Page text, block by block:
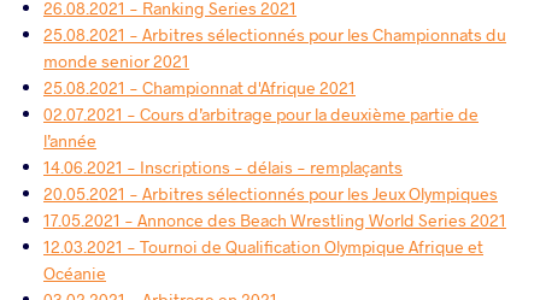
26.08.2021 - Ranking Series 2021
25.08.2021 - Arbitres sélectionnés pour les Championnats du
monde senior 2021
25.08.2021 - Championnat d'Afrique 2021
02.07.2021 - Cours d’arbitrage pour la deuxième partie de
l’année
14.06.2021 - Inscriptions - délais - remplaçants
20.05.2021 - Arbitres sélectionnés pour les Jeux Olympiques
17.05.2021 - Annonce des Beach Wrestling World Series 2021
12.03.2021 - Tournoi de Qualification Olympique Afrique et
Océanie